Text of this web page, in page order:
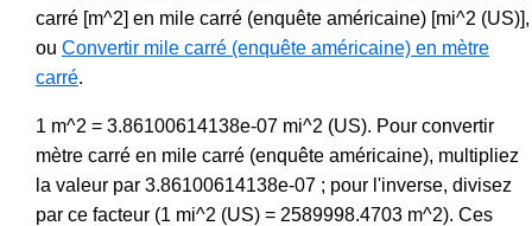
carré [m^2] en mile carré (enquête américaine) [mi^2 (US)],
ou Convertir mile carré (enquête américaine) en mètre
carré.
1 m^2 = 3.86100614138e-07 mi^2 (US). Pour convertir
mètre carré en mile carré (enquête américaine), multipliez
la valeur par 3.86100614138e-07 ; pour l'inverse, divisez
par ce facteur (1 mi^2 (US) = 2589998.4703 m^2). Ces